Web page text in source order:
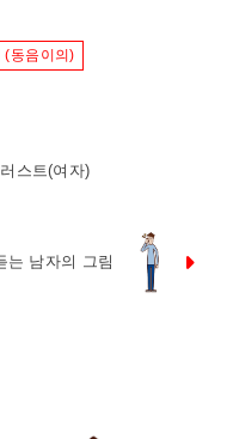
(동음이의)
스트(여자)
는 남자의 그림